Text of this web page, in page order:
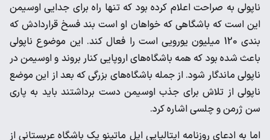
ناپولی به صراحت اعلام کرده بود که تنها راه برای جدایی اوسیمن
‌این است که باشگاهی که خواهان او است بند فسخ قراردادش که
‌بندی 120 میلیون یورویی است را فعال کند. این موضوع ناپولی
باعث ‌شده بود که همه باشگاه‌های اروپایی کنار بروند و اوسیمن در
ناپولی ‌ماندگار شود. از جمله باشگاه‌های بزرگی که بعد از این موضع
ناپولی ‌از تلاش برای جذب اوسیمن دست برداشتند باید به پاری
سن ژرمن و ‌چلسی اشاره کرد. ‌
اما به ادعای روزنامه ایتالیایی ایل ماتینو یک باشگاه عربستانی از